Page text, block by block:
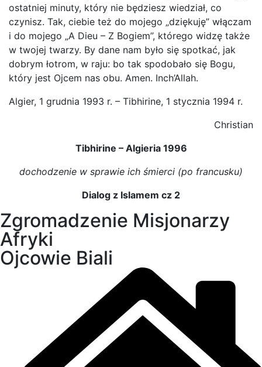
ostatniej minuty, który nie będziesz wiedział, co
czynisz. Tak, ciebie też do mojego „dziękuję” włączam
i do mojego „A Dieu – Z Bogiem”, którego widzę także
w twojej twarzy. By dane nam było się spotkać, jak
dobrym łotrom, w raju: bo tak spodobało się Bogu,
który jest Ojcem nas obu. Amen. Inch’Allah.
Algier, 1 grudnia 1993 r. – Tibhirine, 1 stycznia 1994 r.
Christian
Tibhirine – Algieria 1996
dochodzenie w sprawie ich śmierci (po francusku)
Dialog z Islamem cz 2
Zgromadzenie Misjonarzy
Afryki
Ojcowie Biali